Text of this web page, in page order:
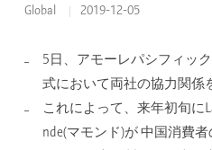
Global 2019-12-05
5日、アモーレパシフィッ
式において両社の協力関係
これによって、来年初旬に
nde(マモンド)が 中国消費